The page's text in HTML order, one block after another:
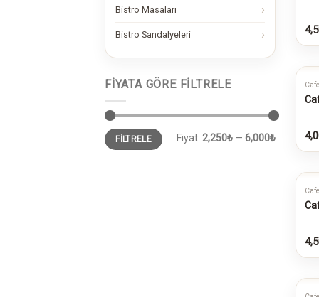
Bistro Masaları
Bistro Sandalyeleri
FIYATA GÖRE FILTRELE
En
düşük
fiyat
En
yüksek
fiyat
FILTRELE Fiyat: 2,250₺ — 6,000₺